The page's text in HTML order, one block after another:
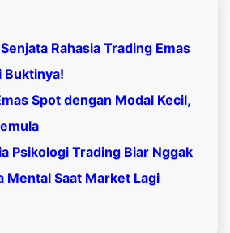
Rahasia Trading Emas
Buktinya!
Spot dengan Modal Kecil,
Psikologi Trading Biar Nggak
Mental Saat Market Lagi